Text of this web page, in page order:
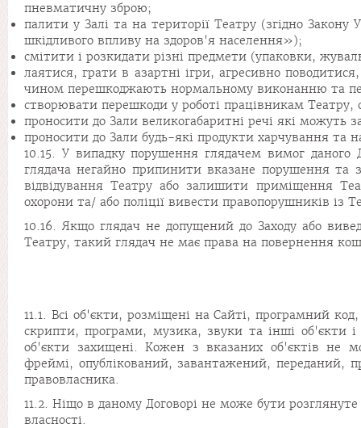
пневматичну зброю;
палити у Залі та на території Театру (згідно
шкідливого впливу на здоров'я населення»);
смітити і розкидати різні предмети (упаковки,
лаятися, грати в азартні ігри, агресивно
чином перешкоджають нормальному виконанню та
створювати перешкоди у роботі працівникам
проносити до Зали великогабаритні речі які
проносити до Зали будь-які продукти харчування та
10.15. У випадку порушення глядачем вимог даного
глядача негайно припинити вказане порушення
відвідування Театру або залишити приміщення
охорони та/ або поліції вивести правопорушників із
10.16. Якщо глядач не допущений до Заходу або
Театру, такий глядач не має права на повернення
11.1. Всі об'єкти, розміщені на Сайті, програмний
скрипти, програми, музика, звуки та інші об'єкти
об'єкти захищені. Кожен з вказаних об'єктів не
фреймі, опублікований, завантажений, переданий,
правовласника.
11.2. Ніщо в даному Договорі не може бути
власності.